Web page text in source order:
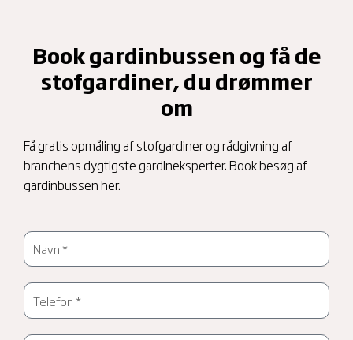
Book gardinbussen og få de
stofgardiner, du drømmer
om
Få gratis opmåling af stofgardiner og rådgivning af
branchens dygtigste gardineksperter. Book besøg af
gardinbussen her.
:
N
a
n
:
T
e